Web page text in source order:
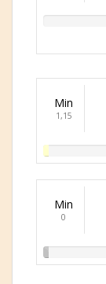
Min
1,15
Min
0